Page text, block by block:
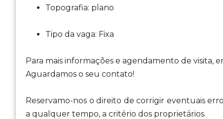
Topografia: plano
Tipo da vaga: Fixa
Para mais informações e agendamento de visita,
Aguardamos o seu contato!
Reservamo-nos o direito de corrigir eventuais
a qualquer tempo, a critério dos proprietários.